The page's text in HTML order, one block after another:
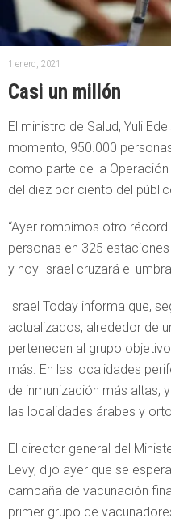
1 enero, 2021
Casi un millón
El ministro de Salud, Yuli
momento, 950.000
como parte de la Operación
del diez por ciento del
“Ayer rompimos otro
personas en 325
y hoy Israel cruzará el
Israel Today informa que,
actualizados, alrededor de
pertenecen al grupo
más. En las localidades
de inmunización más altas,
las localidades árabes y
El director general del
Levy, dijo ayer que se
campaña de vacunación
primer grupo de